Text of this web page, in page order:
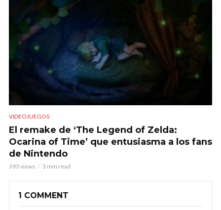
VIDEOJUEGOS
El remake de ‘The Legend of Zelda:
Ocarina of Time’ que entusiasma a los fans
de Nintendo
393 views 3 min read
1 COMMENT